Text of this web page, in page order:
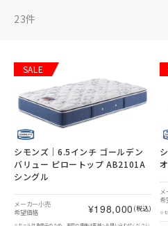
23件
SALE
シモンズ｜6.5インチ ゴールデン
バリュー ピロートップ AB2101A
シングル
メーカー小売
希望価格
¥198,000 (税込)
メ
希
※セ